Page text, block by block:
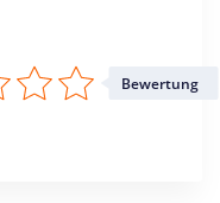
Bewertung